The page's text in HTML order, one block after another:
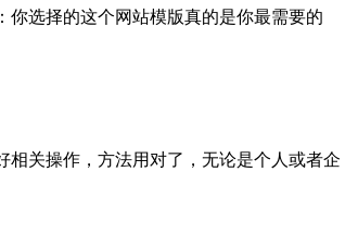
选择的这个网站模版真的是你最需要的
关操作，方法用对了，无论是个人或者企